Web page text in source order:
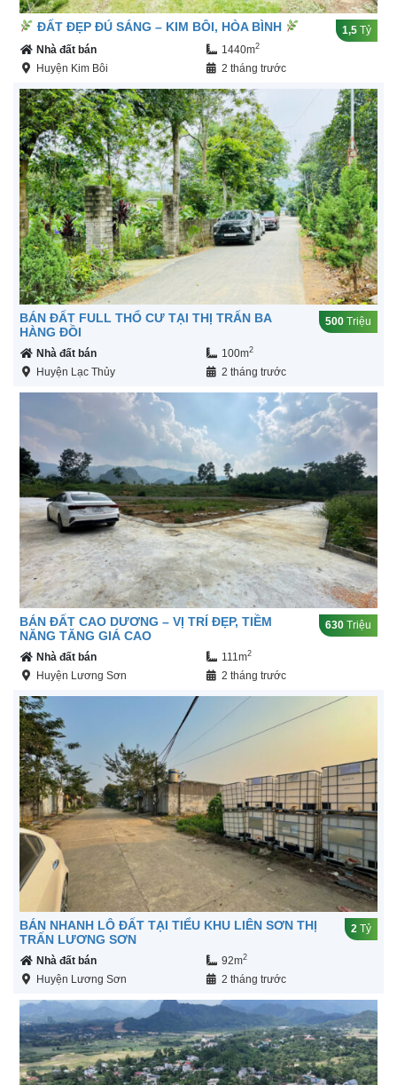
ĐẤT ĐẸP ĐÚ SÁNG – KIM BÔI, HÒA BÌNH 1,5 Tỷ
Nhà đất bán
1440m2
Huyện Kim Bôi 2 tháng trước
BÁN ĐẤT FULL THỔ CƯ TẠI THỊ TRẤN BA
HÀNG ĐỒI
500 Triệu
Nhà đất bán 100m2
Huyện Lạc Thủy 2 tháng trước
BÁN ĐẤT CAO DƯƠNG – VỊ TRÍ ĐẸP, TIỀM
NĂNG TĂNG GIÁ CAO
630 Triệu
Nhà đất bán 111m2
Huyện Lương Sơn 2 tháng trước
BÁN NHANH LÔ ĐẤT TẠI TIỂU KHU LIÊN SƠN THỊ
TRẤN LƯƠNG SƠN
2 Tỷ
Nhà đất bán 92m2
Huyện Lương Sơn 2 tháng trước